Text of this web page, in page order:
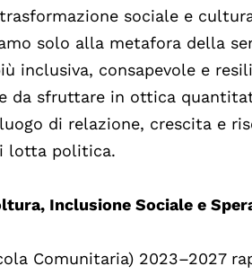
sociale e
solo alla metafora della
inclusiva, consapevole e
da sfruttare in ottica
di relazione, crescita e
lotta politica.
Inclusione Sociale e
Comunitaria) 2023–2027